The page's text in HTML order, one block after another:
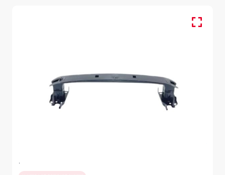
B8 2015 - 2019